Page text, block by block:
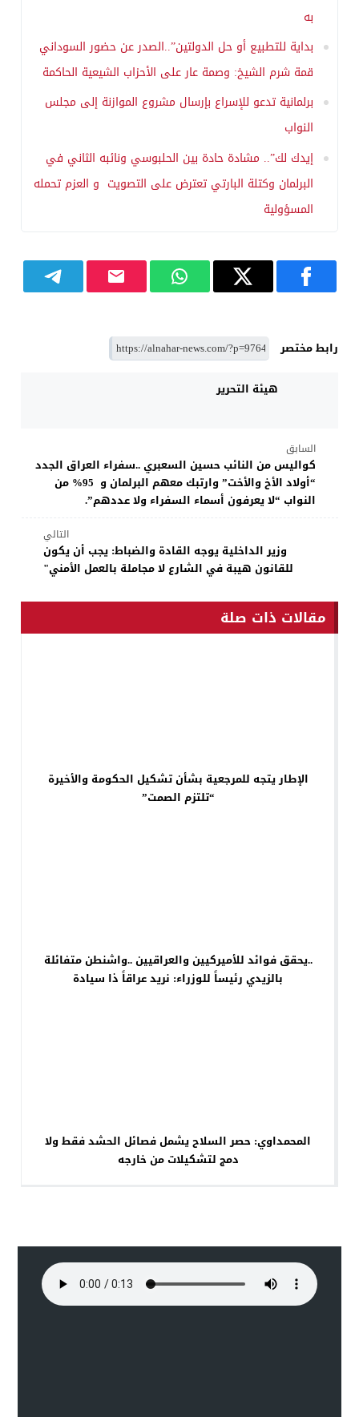
به
بداية للتطبيع أو حل الدولتين”..الصدر عن حضور السوداني
قمة شرم الشيخ: وصمة عار على الأحزاب الشيعية الحاكمة
برلمانية تدعو للإسراع بإرسال مشروع الموازنة إلى مجلس
النواب
إيدك لك”.. مشادة حادة بين الحلبوسي ونائبه الثاني في
البرلمان وكتلة البارتي تعترض على التصويت و العزم تحمله
المسؤولية
رابط مختصر
هيئة التحرير
السابق
كواليس من النائب حسين السعبري ..سفراء العراق الجدد
“أولاد الأخ والأخت” وارتبك معهم البرلمان و 95% من
النواب “لا يعرفون أسماء السفراء ولا عددهم”.
التالي
وزير الداخلية يوجه القادة والضباط: يجب أن يكون
للقانون هيبة في الشارع لا مجاملة بالعمل الأمني"
مقالات ذات صلة
الإطار يتجه للمرجعية بشأن تشكيل الحكومة والأخيرة
“تلتزم الصمت”
..يحقق فوائد للأميركيين والعراقيين ..واشنطن متفائلة
بالزيدي رئيساً للوزراء: نريد عراقاً ذا سيادة
المحمداوي: حصر السلاح يشمل فصائل الحشد فقط ولا
دمج لتشكيلات من خارجه